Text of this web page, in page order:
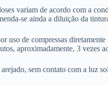
variam de acordo com a
se ainda a diluição da
uso de compressas
aproximadamente, 3 vezes
sem contato com a luz